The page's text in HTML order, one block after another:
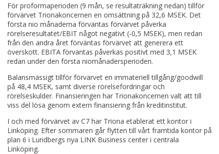
För proformaperioden (9 mån, se resultaträkning nedan) tillför
förvärvet Trionakoncernen en omsättning på 32,6 MSEK. Det
första nio månaderna förväntas förvärvet påverka
rörelseresultatet/EBIT något negativt (-0,5 MSEK), men redan
från den andra året förväntas förvärvet att generera ett
överskott. EBITA förväntas påverkas positivt med 3,1 MSEK
redan under den första niomånadersperioden.
Balansmässigt tillför förvärvet en immateriell tillgång/goodwill
på 48,4 MSEK, samt diverse rörelsefordringar och
rörelseskulder. Finansieringen har Trionakoncernen valt att till
viss del lösa genom extern finansiering från kreditinstitut.
I och med förvärvet av C7 har Triona etablerat ett kontor i
Linköping. Efter sommaren går flytten till vårt framtida kontor på
plan 6 i Lundbergs nya LINK Business center i centrala
Linköping.